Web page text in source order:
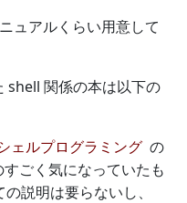
ュアルくらい用意して
shell 関係の本は以下の
ェルプログラミング の
ごく気になっていたも
説明は要らないし、